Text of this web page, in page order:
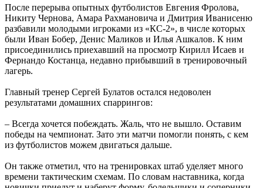
10.08.2026 | 09:14
Самарцы 10 августа встали в пробке из-за замены трамвайных
путей на Ново-Садовой
10.08.2026 | 09:01
День гиревого спорта: какие праздники отмечают 10 августа
10.08.2026 | 08:32
Занесло на встречку: в Волжском районе погиб 19-летний
10.08.2026 | 08:31
В Самарской области с ночи 10 августа действует опасность
10.08.2026 | 08:10
Аномальная жара спадет: какая погода будет 10 августа в
Самарской области
В Самаре представят последнюю книгу Виталия Стадникова о
Фабрике-кухне
09.08.2026 | 22:05
После перерыва опытных футболистов Евгения Фролова,
Никиту Чернова, Амара Рахмановича и Дмитрия Иванисеню
разбавили молодыми игроками из «КС-2», в числе которых
были Иван Бобер, Денис Маликов и Илья Ашкалов. К ним
присоединились при­ехавший на просмотр Кирилл Исаев и
Фернандо Костанца, недавно прибывший в тренировочный
лагерь.
Главный тренер Сергей Булатов остался недоволен
результатами домашних спаррингов:
– Всегда хочется побеждать. Жаль, что не вышло. Оставим
победы на чемпионат. Зато эти матчи помогли понять, с кем
из футболистов можем двигаться дальше.
Он также отметил, что на тренировках штаб уделяет много
времени тактическим схемам. По словам наставника, когда